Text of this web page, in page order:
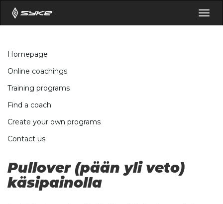
Homepage
Online coachings
Training programs
Find a coach
Create your own programs
Contact us
Pullover (pään yli veto)
käsipainolla